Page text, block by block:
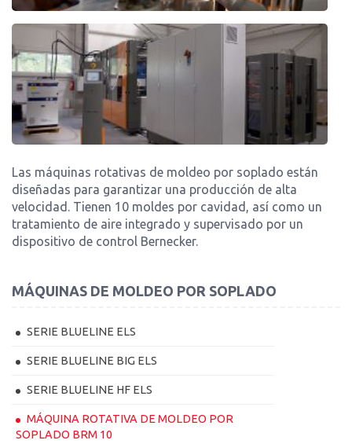
Las máquinas rotativas de moldeo por soplado están
diseñadas para garantizar una producción de alta
velocidad. Tienen 10 moldes por cavidad, así como un
tratamiento de aire integrado y supervisado por un
dispositivo de control Bernecker.
MÁQUINAS DE MOLDEO POR SOPLADO
SERIE BLUELINE ELS
SERIE BLUELINE BIG ELS
SERIE BLUELINE HF ELS
MÁQUINA ROTATIVA DE MOLDEO POR
SOPLADO BRM 10